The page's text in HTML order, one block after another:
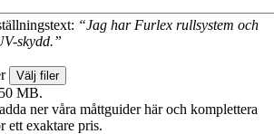
“Jag har Furlex rullsystem och
skydd.”
Välj filer
MB.
ner våra måttguider här och komplettera
ett exaktare pris.